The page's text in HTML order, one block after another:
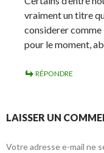
vraiment un titre
considerer comme
pour le moment,
RÉPONDRE
LAISSER UN
Votre adresse e-mail ne